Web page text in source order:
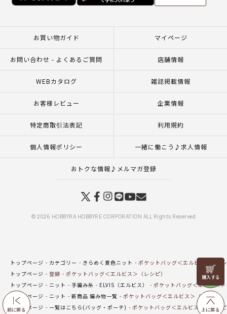
前に戻る
リリヤン
フェア
上に戻る
お買い物ガイド マイページ
お問い合わせ - よくあるご質問 店舗情報
WEBカタログ 雑誌掲載情報
お客様レビュー 企業情報
特定商取引法表記 利用規約
個人情報ポリシー 一緒に働こう♪求人情報
おトクな情報♪メルマガ登録
© 2026 HOBBYRA HOBBYRE CORPORATION ALL Rights Reserved
トップページ カテゴリー きらめく夏色ニット
ポケットバッグ＜エルビス＞（レ
トップページ
登録
ポケットバッグ＜エルビス＞（レシピ）
トップページ
ニット 手編み糸 ELVIS（エルビス）
ポケットバッグ＜エルビス
トップページ
ニット 新商品 編み物一覧
ポケットバッグ＜エルビス＞（レシピ）
トップページ
一覧はこちら(バッグ・ポーチ) ポケットバッグ＜エルビス＞（レシ